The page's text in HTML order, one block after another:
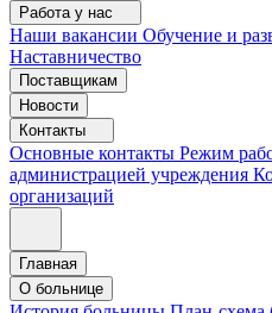
Работа у нас
Наши вакансии Обучение и
Наставничество
Поставщикам
Новости
Контакты
Основные контакты Режим
администрацией учреждения
организаций
Главная
О больнице